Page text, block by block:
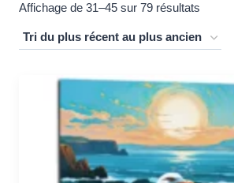
Affichage de 31–45 sur 79 résultats
plus
au
plus
ancien